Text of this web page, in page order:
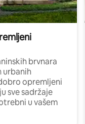
brvnara
urbanih
opremljeni
sve sadržaje
u vašem